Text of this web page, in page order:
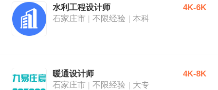
水利工程设计师
石家庄市
不限经验 本科
4K-6K
暖通设计师
石家庄市
不限经验 大专
4K-8K